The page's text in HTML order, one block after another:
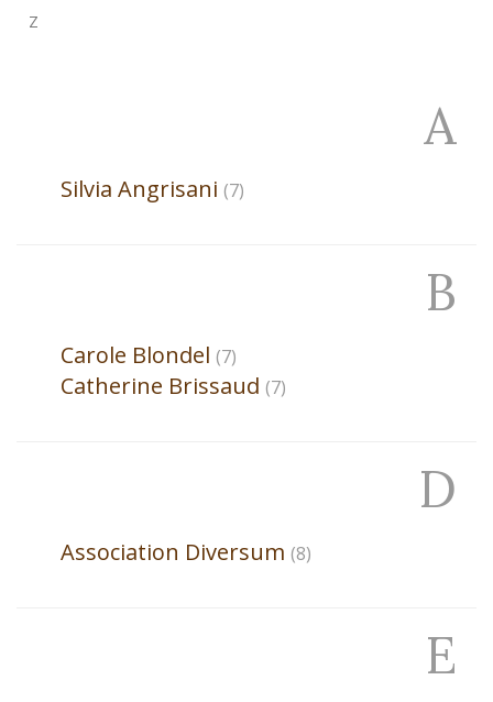
Z
A
Silvia Angrisani (7)
B
Carole Blondel (7)
Catherine Brissaud (7)
D
Association Diversum (8)
E